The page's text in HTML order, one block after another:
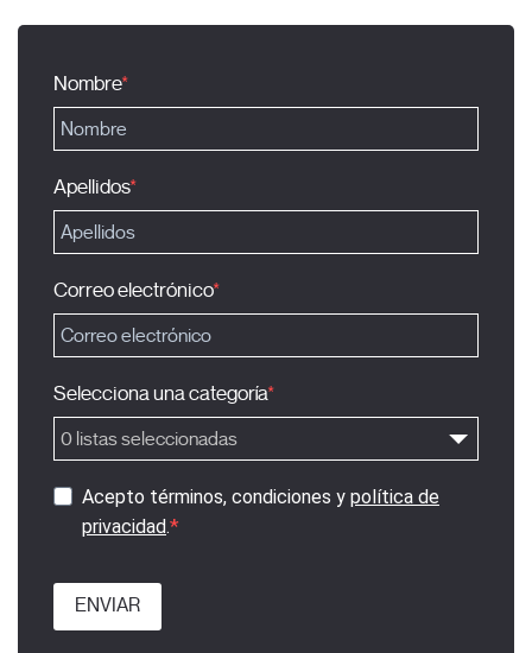
Nombre
Apellidos
Correo electrónico
Selecciona una categoría
0 listas seleccionadas
Acepto términos, condiciones y política de
privacidad.
ENVIAR